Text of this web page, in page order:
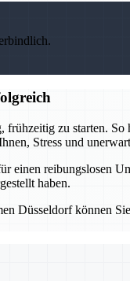
zu starten.
Stress und
einen reibungslosen
haben.
Düsseldorf können